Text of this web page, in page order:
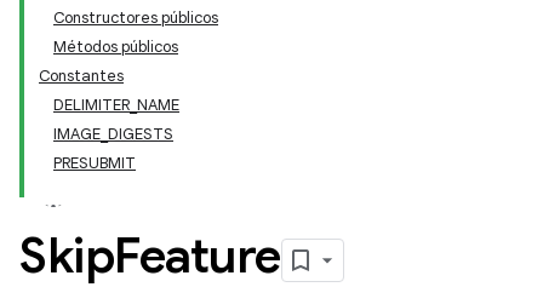
Constructores públicos
Métodos públicos
Constantes
DELIMITER_NAME
IMAGE_DIGESTS
PRESUBMIT
SkipFeature